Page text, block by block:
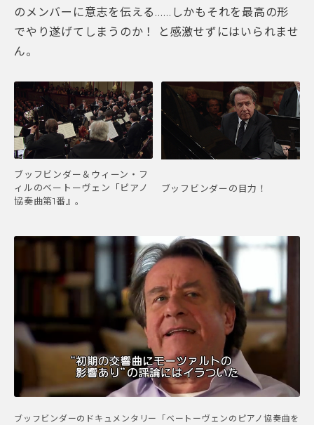
のメンバーに意志を伝える……しかもそれを最高の形
でやり遂げてしまうのか！ と感激せずにはいられませ
ん。
ブッフビンダー＆ウィーン・フ
ィルのベートーヴェン「ピアノ
協奏曲第1番』。
ブッフビンダーの目力！
ブッフビンダーのドキュメンタリー「ベートーヴェンのピアノ協奏曲を